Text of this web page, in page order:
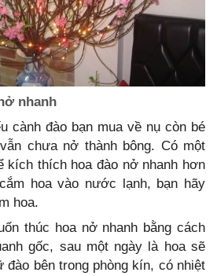
nhanh
cành đào bạn mua về nụ còn bé
chưa nở thành bông. Có một
kích thích hoa đào nở nhanh hơn
hoa vào nước lạnh, bạn hãy
hoa.
thúc hoa nở nhanh bằng cách
gốc, sau một ngày là hoa sẽ
đào bên trong phòng kín, có nhiệt